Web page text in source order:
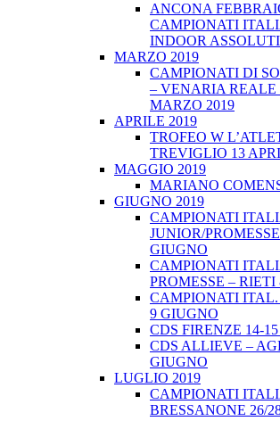
ANCONA
CAMPIONATI
INDOOR ASSOLUTI
MARZO 2019
CAMPIONATI DI
– VENARIA REALE
MARZO 2019
APRILE 2019
TROFEO W
TREVIGLIO 13
MAGGIO 2019
MARIANO
GIUGNO 2019
CAMPIONATI
JUNIOR/
GIUGNO
CAMPIONATI
PROMESSE –
CAMPIONATI ITAL.
9 GIUGNO
CDS FIRENZE 14-
CDS ALLIEVE –
GIUGNO
LUGLIO 2019
CAMPIONATI
BRESSANONE 26/